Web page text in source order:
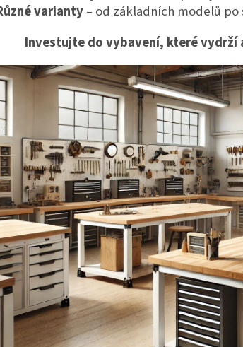
varianty– od základních modelů
Investujte do vybavení, které